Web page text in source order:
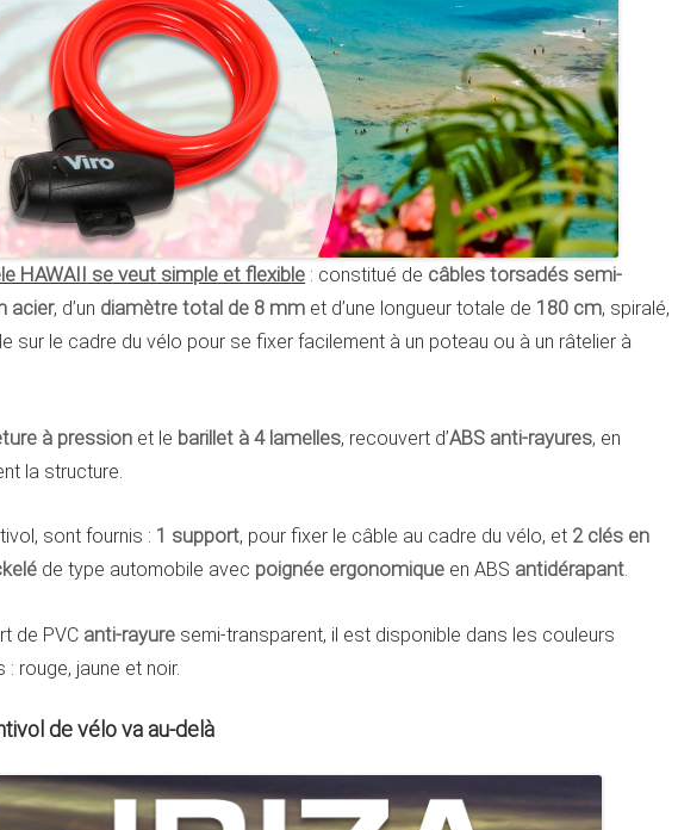
HAWAII se veut simple et flexible : constitué de câbles torsadés semi-
acier, d’un diamètre total de 8 mm et d’une longueur totale de 180 cm, spiralé,
sur le cadre du vélo pour se fixer facilement à un poteau ou à un râtelier à
à pression et le barillet à 4 lamelles, recouvert d’ABS anti-rayures, en
la structure.
sont fournis : 1 support, pour fixer le câble au cadre du vélo, et 2 clés en
de type automobile avec poignée ergonomique en ABS antidérapant.
de PVC anti-rayure semi-transparent, il est disponible dans les couleurs
: rouge, jaune et noir.
de vélo va au-delà